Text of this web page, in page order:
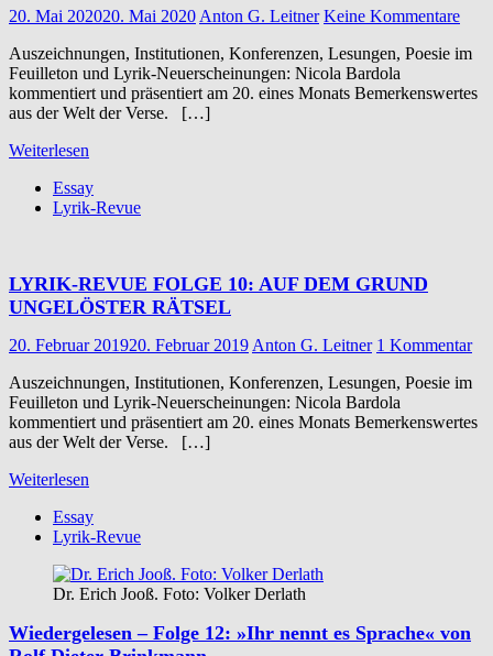
20. Mai 202020. Mai 2020 Anton G. Leitner Keine Kommentare
Auszeichnungen, Institutionen, Konferenzen, Lesungen, Poesie im
Feuilleton und Lyrik-Neuerscheinungen: Nicola Bardola
kommentiert und präsentiert am 20. eines Monats Bemerkenswertes
aus der Welt der Verse. […]
Weiterlesen
Essay
Lyrik-Revue
LYRIK-REVUE FOLGE 10: AUF DEM GRUND
UNGELÖSTER RÄTSEL
20. Februar 201920. Februar 2019 Anton G. Leitner 1 Kommentar
Auszeichnungen, Institutionen, Konferenzen, Lesungen, Poesie im
Feuilleton und Lyrik-Neuerscheinungen: Nicola Bardola
kommentiert und präsentiert am 20. eines Monats Bemerkenswertes
aus der Welt der Verse. […]
Weiterlesen
Essay
Lyrik-Revue
Dr. Erich Jooß. Foto: Volker Derlath
Wiedergelesen – Folge 12: »Ihr nennt es Sprache« von